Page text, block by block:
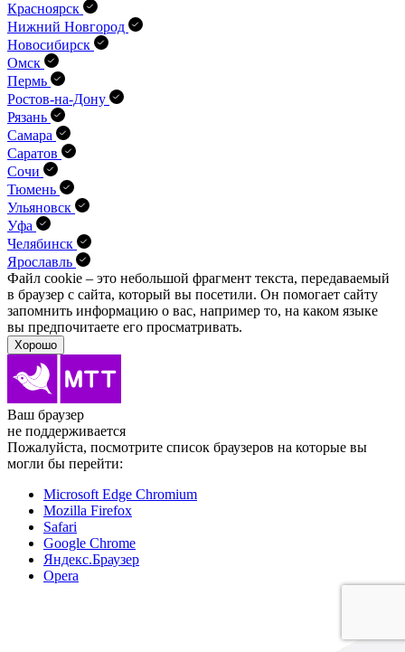
Красноярск
Нижний Новгород
Новосибирск
Омск
Пермь
Ростов-на-Дону
Рязань
Самара
Саратов
Сочи
Тюмень
Ульяновск
Уфа
Челябинск
Ярославль
Файл cookie – это небольшой фрагмент текста, передава­емый
в браузер с сайта, который вы посетили. Он помо­гает сайту
запомнить информацию о вас, например то, на каком языке
вы предпочитаете его просматривать.
Хорошо
Ваш браузер
не поддерживается
Пожалуйста, посмотрите список браузеров на которые вы
могли бы перейти:
Microsoft Edge Chromium
Mozilla Firefox
Safari
Google Chrome
Яндекс.Браузер
Opera